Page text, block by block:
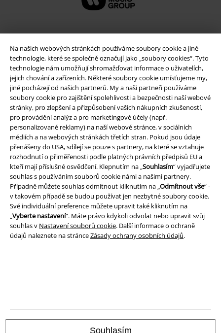
Na našich webových stránkách používáme soubory cookie a jiné
technologie, které se společně označují jako „soubory cookies“. Tyto
technologie nám umožňují shromažďovat informace o uživatelích,
jejich chování a zařízeních. Některé soubory cookie umísťujeme my,
jiné pocházejí od našich partnerů. My a naši partneři používáme
soubory cookie pro zajištění spolehlivosti a bezpečnosti naší webové
stránky, pro zlepšení a přizpůsobení vašich nákupních zkušeností,
pro provádění analýz a pro marketingové účely (např.
personalizované reklamy) na naší webové stránce, v sociálních
médiích a na webových stránkách třetích stran. Pokud jsou údaje
přenášeny do USA, sdílejí se pouze s partnery, na které se vztahuje
rozhodnutí o přiměřenosti podle platných právních předpisů EU a
kteří mají příslušné osvědčení. Klepnutím na „Souhlasím“ vyjadřujete
souhlas s používáním souborů cookie námi a našimi partnery.
Případně můžete souhlas odmítnout kliknutím na „Odmítnout vše“ -
v takovém případě se budou používat jen nezbytné soubory cookie.
Své individuální preference můžete upravit také kliknutím na
„Vyberte nastavení“. Máte právo kdykoli odvolat nebo upravit svůj
souhlas v Nastavení souborů cookie. Další informace o ochraně
údajů naleznete na stránceZásady ochrany osobních údajů.
Souhlasím
Právní informace
Podmínky
Prohlášení
Ochrana osobních údajů
Likvidace odpadu a ochrana životního prostředí
Prohlášení o shodě